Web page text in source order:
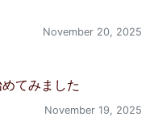
November 20, 2025
てみました
November 19, 2025